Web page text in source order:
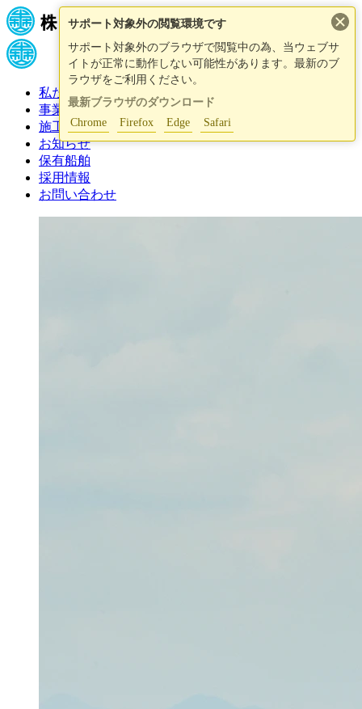
サポート対象外の閲覧環境です
サポート対象外のブラウザで閲覧中の為、当ウェブサ
イトが正常に動作しない可能性があります。最新のブ
ラウザをご利用ください。
最新ブラウザのダウンロード
Chrome
Firefox Edge Safari
私たちについて
事業紹介
施工事例
お知らせ
保有船舶
採用情報
お問い合わせ